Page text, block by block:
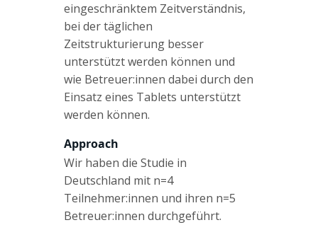
eingeschränktem Zeitverständnis,
bei der täglichen
Zeitstrukturierung besser
unterstützt werden können und
wie Betreuer:innen dabei durch den
Einsatz eines Tablets unterstützt
werden können.
Approach
Wir haben die Studie in
Deutschland mit n=4
Teilnehmer:innen und ihren n=5
Betreuer:innen durchgeführt.